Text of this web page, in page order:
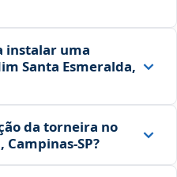
instalar uma
Santa Esmeralda,
da torneira no